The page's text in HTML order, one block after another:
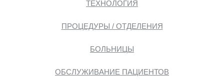
ТЕХНОЛОГИЯ
ПРОЦЕДУРЫ / ОТДЕЛЕНИЯ
БОЛЬНИЦЫ
ОБСЛУЖИВАНИЕ ПАЦИЕНТОВ